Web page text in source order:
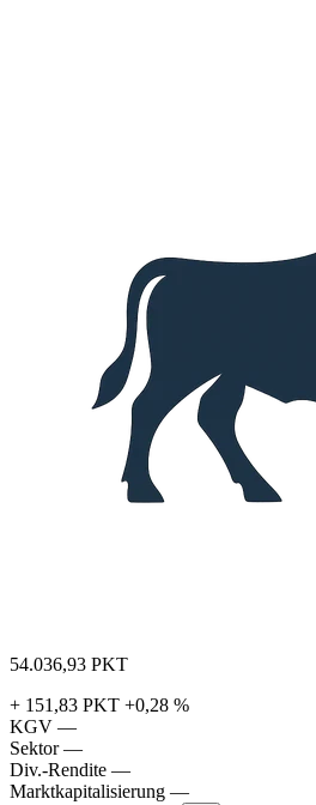
54.036,93 PKT
+ 151,83 PKT +0,28 %
KGV —
Sektor —
Div.-Rendite —
Marktkapitalisierung —